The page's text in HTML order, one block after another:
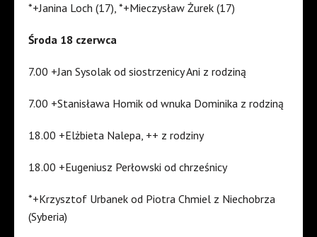
*+Janina Loch (17), *+Mieczysław Żurek (17)
Środa 18 czerwca
7.00 +Jan Sysolak od siostrzenicy Ani z rodziną
7.00 +Stanisława Homik od wnuka Dominika z rodziną
18.00 +Elżbieta Nalepa, ++ z rodziny
18.00 +Eugeniusz Perłowski od chrześnicy
*+Krzysztof Urbanek od Piotra Chmiel z Niechobrza
(Syberia)